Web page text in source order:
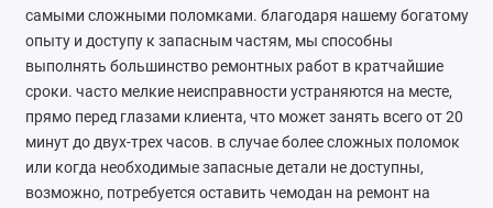
Ремонт обуви
Заточка инструментов
самыми сложными поломками. благодаря нашему богатому
опыту и доступу к запасным частям, мы способны
выполнять большинство ремонтных работ в кратчайшие
сроки. часто мелкие неисправности устраняются на месте,
прямо перед глазами клиента, что может занять всего от 20
минут до двух-трех часов. в случае более сложных поломок
или когда необходимые запасные детали не доступны,
возможно, потребуется оставить чемодан на ремонт на